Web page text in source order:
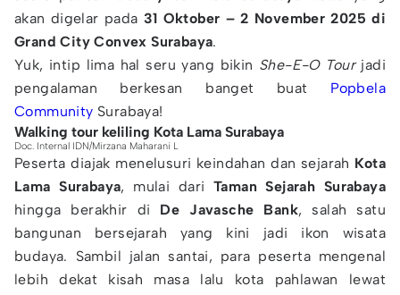
akan digelar pada 31 Oktober – 2 November 2025 di
Grand City Convex Surabaya.
Yuk, intip lima hal seru yang bikin She-E-O Tourjadi
pengalaman berkesan banget buat Popbela
Community Surabaya!
Walking tour keliling Kota Lama Surabaya
Doc. Internal IDN/Mirzana Maharani L
Peserta diajak menelusuri keindahan dan sejarah Kota
Lama Surabaya, mulai dari Taman Sejarah Surabaya
hingga berakhir di De Javasche Bank, salah satu
bangunan bersejarah yang kini jadi ikon wisata
budaya. Sambil jalan santai, para peserta mengenal
lebih dekat kisah masa lalu kota pahlawan lewat